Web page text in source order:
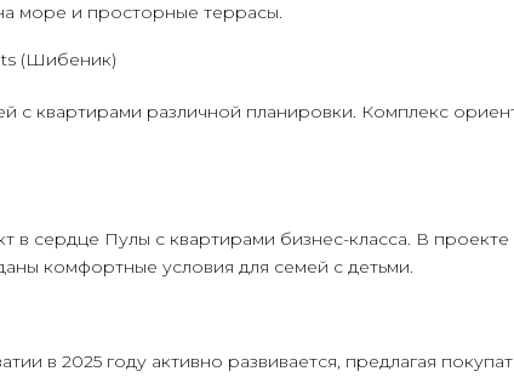
море и просторные террасы.
(Шибеник)
с квартирами различной планировки. Комплекс
в сердце Пулы с квартирами бизнес-класса. В
комфортные условия для семей с детьми.
в 2025 году активно развивается, предлагая